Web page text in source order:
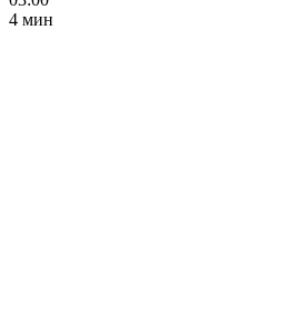
4 мин